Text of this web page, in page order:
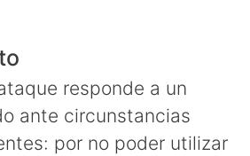
responde a un
ante circunstancias
por no poder utilizar